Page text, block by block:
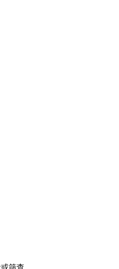
筛查